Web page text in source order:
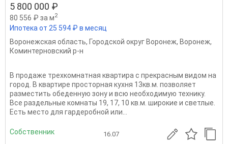
5 800 000 ₽
80 556 ₽ за м2
Ипотека от 25 594 ₽ в месяц
Воронежская область, Городской округ Воронеж, Воронеж,
Коминтерновский р-н
В продаже трехкомнатная квартира с прекрасным видом на
город. В квартире просторная кухня 13кв.м. позволяет
разместить обеденную зону и всю необходимую технику.
Все раздельные комнаты 19, 17, 10 кв.м. широкие и светлые.
Есть место для гардеробной или...
Собственник 16.07